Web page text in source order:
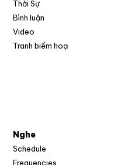
Thời Sự
Bình luận
Video
Tranh biếm hoạ
Nghe
Schedule
Frequencies